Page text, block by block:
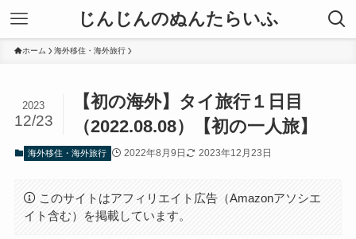
じんじんのぬんたらいふ
ホーム 海外移住・海外旅行
【初の海外】タイ旅行１日目
（2022.08.08）【初の一人旅】
2023
12/23
海外移住・海外旅行 2022年8月9日 2023年12月23日
このサイトはアフィリエイト広告（Amazonアソシエ
イト含む）を掲載しています。